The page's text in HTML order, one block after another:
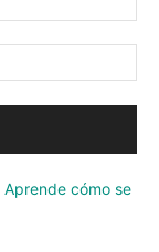
Aprende cómo se